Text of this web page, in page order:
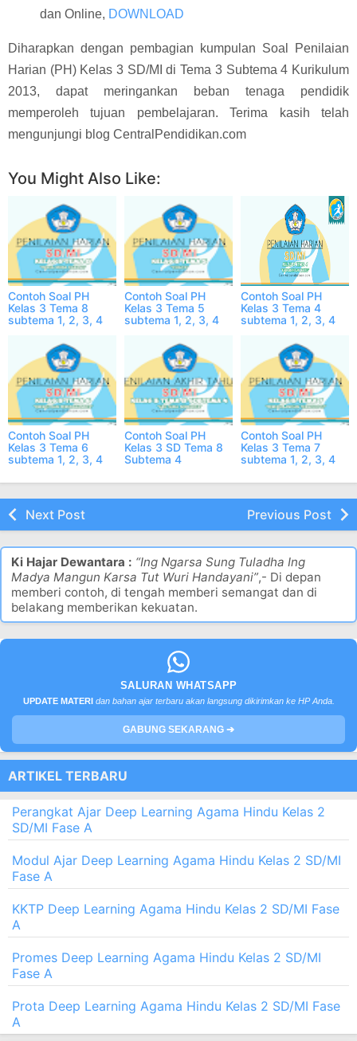
dan Online, DOWNLOAD
Diharapkan dengan pembagian kumpulan Soal Penilaian
Harian (PH) Kelas 3 SD/MI di Tema 3 Subtema 4 Kurikulum
2013, dapat meringankan beban tenaga pendidik
memperoleh tujuan pembelajaran. Terima kasih telah
mengunjungi blog CentralPendidikan.com
You Might Also Like:
Contoh Soal PH
Kelas 3 Tema 8
subtema 1, 2, 3, 4
Contoh Soal PH
Kelas 3 Tema 5
subtema 1, 2, 3, 4
Contoh Soal PH
Kelas 3 Tema 4
subtema 1, 2, 3, 4
Contoh Soal PH
Kelas 3 Tema 6
subtema 1, 2, 3, 4
Contoh Soal PH
Kelas 3 SD Tema 8
Subtema 4
Contoh Soal PH
Kelas 3 Tema 7
subtema 1, 2, 3, 4
Next Post Previous Post
Ki Hajar Dewantara : “Ing Ngarsa Sung Tuladha Ing
Madya Mangun Karsa Tut Wuri Handayani”,- Di depan
memberi contoh, di tengah memberi semangat dan di
belakang memberikan kekuatan.
SALURAN WHATSAPP
UPDATE MATERI dan bahan ajar terbaru akan langsung dikirimkan ke HP Anda.
GABUNG SEKARANG ➔
ARTIKEL TERBARU
Perangkat Ajar Deep Learning Agama Hindu Kelas 2
SD/MI Fase A
Modul Ajar Deep Learning Agama Hindu Kelas 2 SD/MI
Fase A
KKTP Deep Learning Agama Hindu Kelas 2 SD/MI Fase
A
Promes Deep Learning Agama Hindu Kelas 2 SD/MI
Fase A
Prota Deep Learning Agama Hindu Kelas 2 SD/MI Fase
A